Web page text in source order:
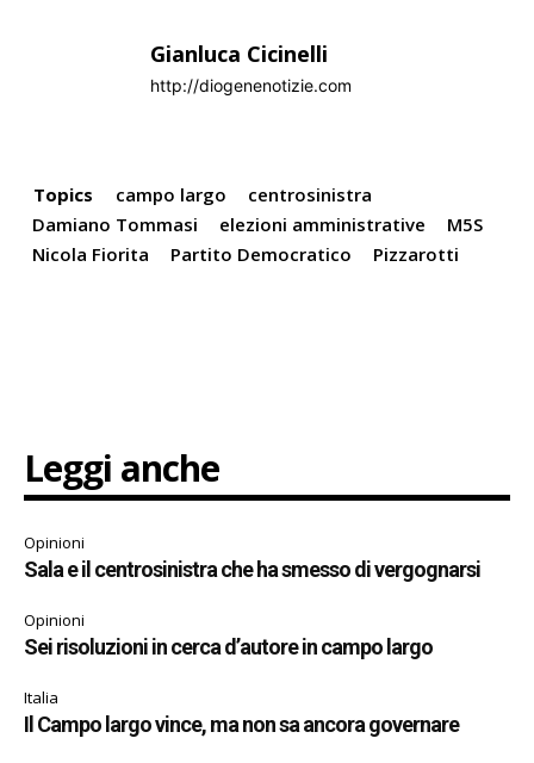
Gianluca Cicinelli
http://diogenenotizie.com
Topics campo largo
centrosinistra
Damiano Tommasi
elezioni amministrative
M5S
Nicola Fiorita
Partito Democratico Pizzarotti
Leggi anche
Opinioni
Sala e il centrosinistra che ha smesso di vergognarsi
Opinioni
Sei risoluzioni in cerca d’autore in campo largo
Italia
Il Campo largo vince, ma non sa ancora governare